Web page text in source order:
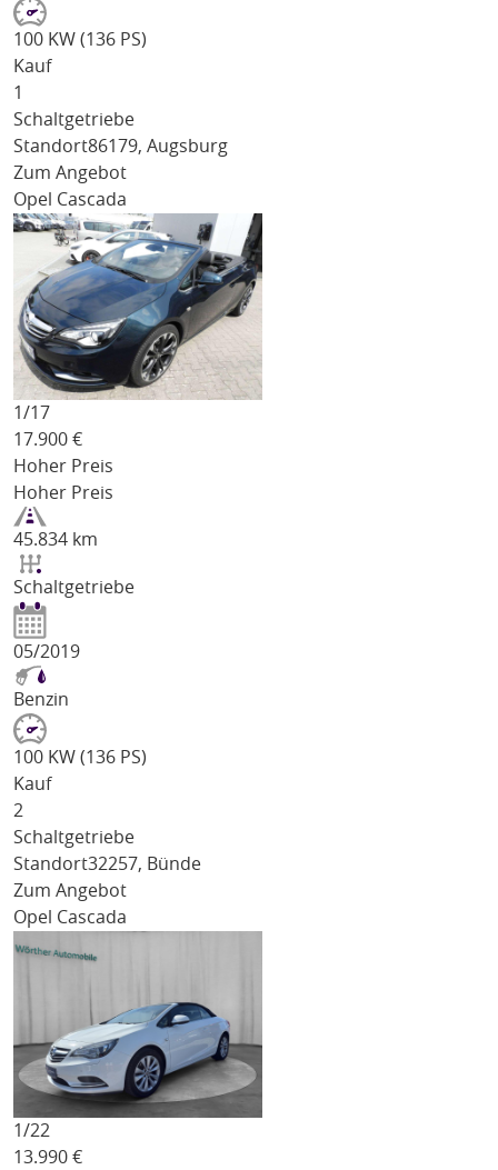
100 KW (136 PS)
Kauf
1
Schaltgetriebe
Standort86179, Augsburg
Zum Angebot
Opel Cascada
1/17
17.900 €
Hoher Preis
Hoher Preis
45.834 km
Schaltgetriebe
05/2019
Benzin
100 KW (136 PS)
Kauf
2
Schaltgetriebe
Standort32257, Bünde
Zum Angebot
Opel Cascada
1/22
13.990 €